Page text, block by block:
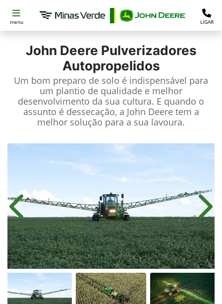
menu LIGAR
John Deere Pulverizadores
Autopropelidos
Um bom preparo de solo é indispensável para
um plantio de qualidade e melhor
desenvolvimento da sua cultura. E quando o
assunto é dessecação, a John Deere tem a
melhor solução para a sua lavoura.
Anterior